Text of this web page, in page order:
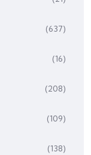
(637)
(16)
(208)
(109)
(138)